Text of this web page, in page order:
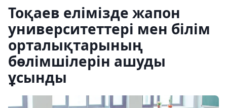
Тоқаев елімізде жапон
университеттері мен білім
орталықтарының
бөлімшілерін ашуды
ұсынды